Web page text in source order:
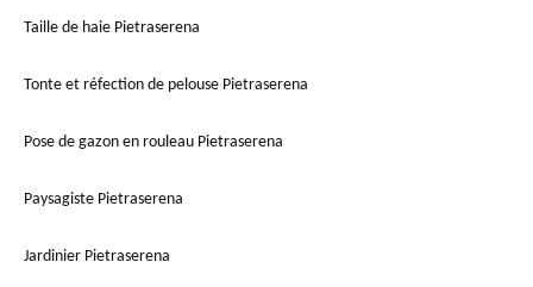
Taille de haie Pietraserena
Tonte et réfection de pelouse Pietraserena
Pose de gazon en rouleau Pietraserena
Paysagiste Pietraserena
Jardinier Pietraserena